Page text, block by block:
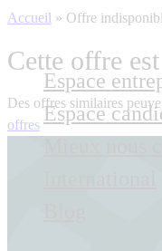
Espace
Espace
Accueil » Offre
Cette offre
Des offres similaires
offres